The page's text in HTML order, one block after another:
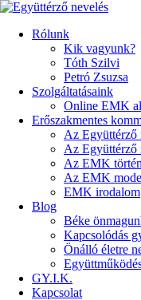
Rólunk
Kik vagyunk?
Tóth Szilvi
Petró Zsuzsa
Szolgáltatásaink
Online EMK
Erőszakmentes
Az Együttérző
Az Együttérző
Az EMK
Az EMK
EMK irodalom
Blog
Béke
Kapcsolódás
Önálló életre
GY.I.K.
Kapcsolat